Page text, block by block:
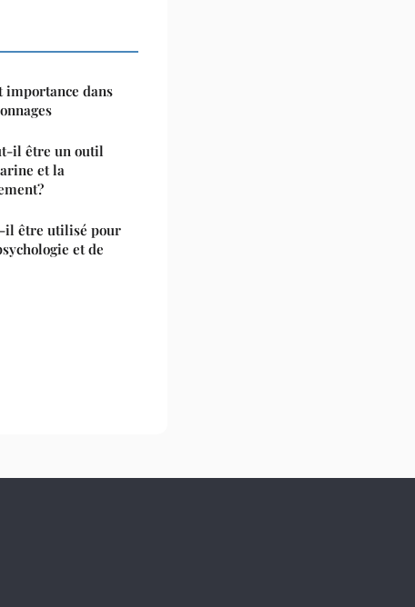
importance dans
il être un outil
et la
il être utilisé pour
et de